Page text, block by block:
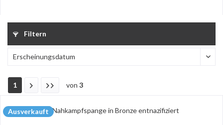
Filtern
1 von 3
Ausverkauft